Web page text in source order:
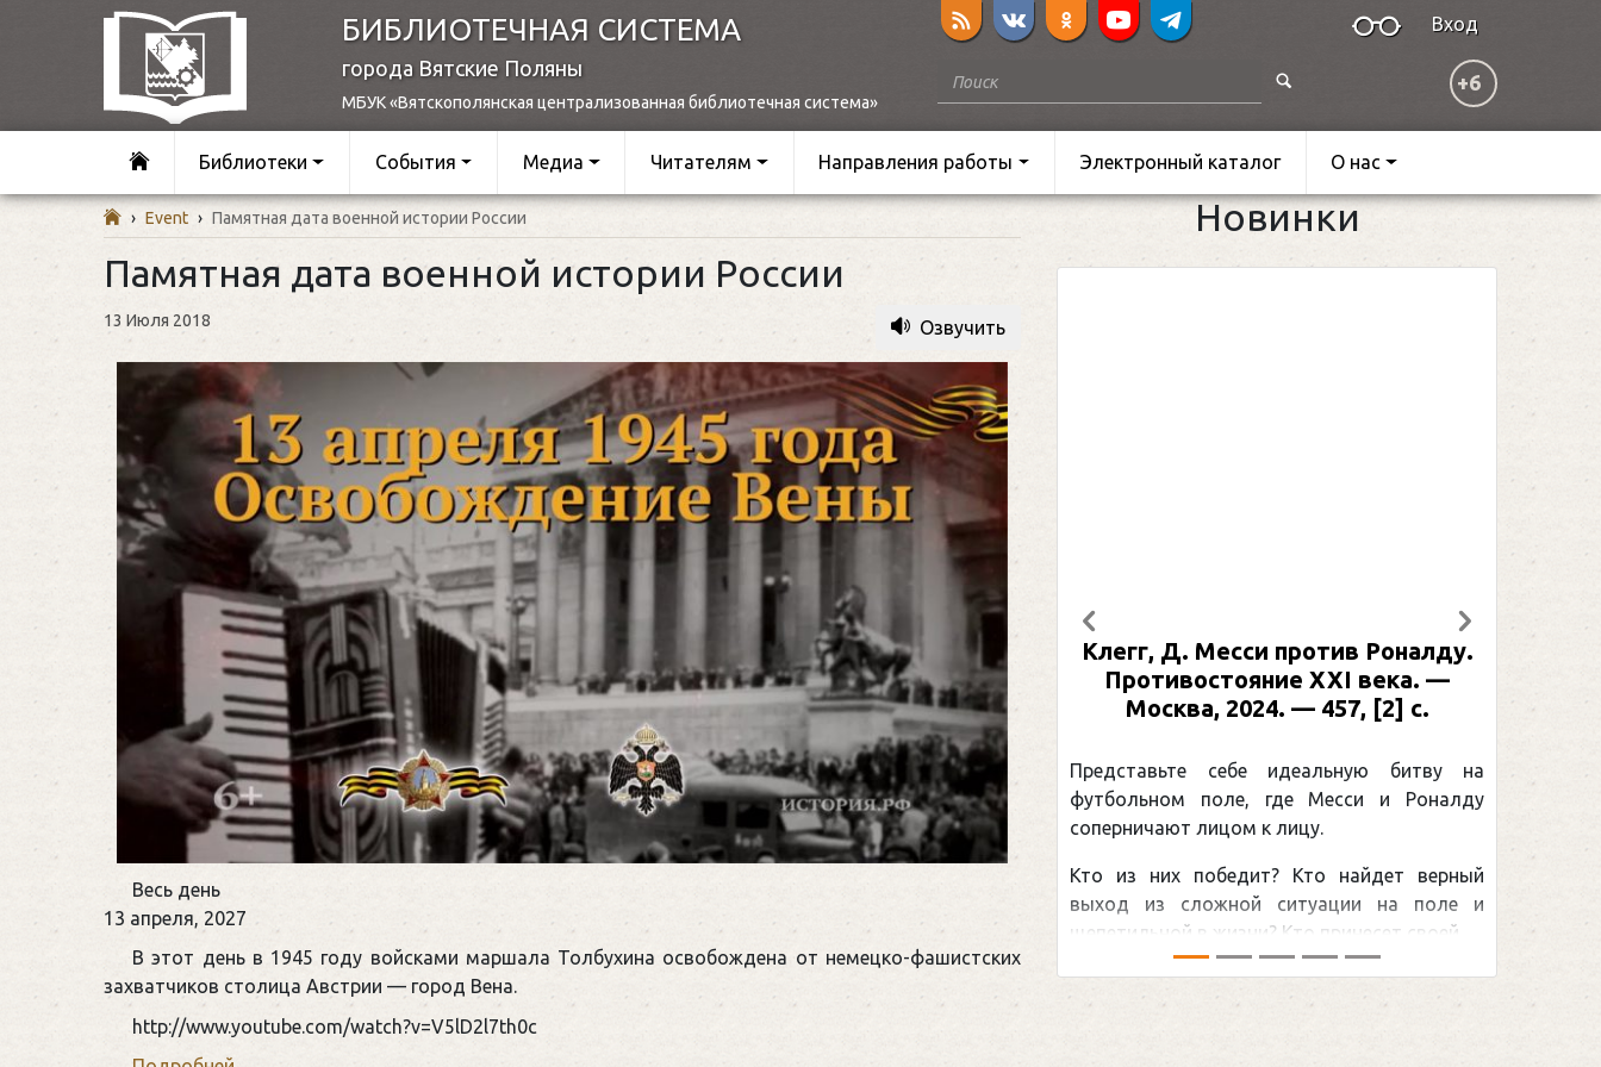
БИБЛИОТЕЧНАЯ СИСТЕМА
города Вятские Поляны
МБУК «Вятскополянская централизованная библиотечная система»
Вход
+6
Библиотеки События Медиа Читателям Направления работы Электронный каталог О нас
› Event › Памятная дата военной истории России
Памятная дата военной истории России
13 Июля 2018 Озвучить
Памятная
дата
России
Весь день
13 апреля, 2027
В этот день в 1945 году войсками маршала Толбухина освобождена от немецко-фашистских
захватчиков столица Австрии — город Вена.
http://www.youtube.com/watch?v=V5lD2l7th0c
Новинки
Клегг, Д. Месси против Роналду.
Противостояние XXI века. —
Москва, 2024. — 457, [2] с.
Представьте себе идеальную битву на
футбольном поле, где Месси и Роналду
соперничают лицом к лицу.
Кто из них победит? Кто найдет верный
выход из сложной ситуации на поле и
щепетильной в жизни? Кто принесет своей ...
Предыдущий Следующий